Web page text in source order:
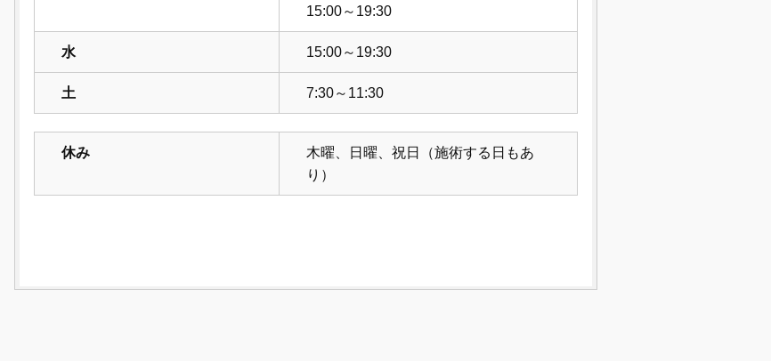
15:00～19:30
水 15:00～19:30
土 7:30～11:30
休み
木曜、日曜、祝日（施術する日もあ
り）